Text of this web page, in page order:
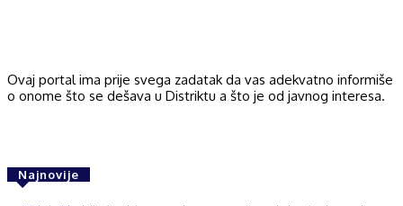
Ovaj portal ima prije svega zadatak da vas adekvatno informiše
o onome što se dešava u Distriktu a što je od javnog interesa.
Najnovije